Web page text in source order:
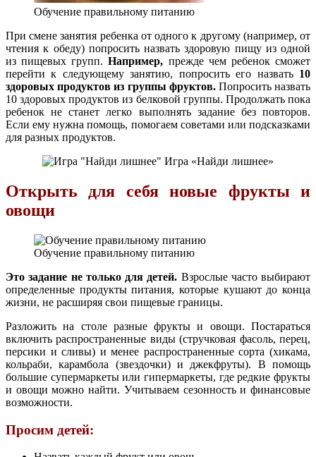
Обучение правильному питанию
При смене занятия ребенка от одного к другому (например, от
чтения к обеду) попросить назвать здоровую пищу из одной
из пищевых групп.Например, прежде чем ребенок сможет
перейти к следующему занятию, попросить его назвать 10
здоровых продуктов из группы фруктов.Попросить назвать
10 здоровых продуктов из белковой группы. Продолжать пока
ребенок не станет легко выполнять задание без повторов.
Если ему нужна помощь, помогаем советами или подсказками
для разных продуктов.
Игра «Найди лишнее»
Открыть для себя новые фрукты и
овощи
Обучение правильному питанию
Это задание не только для детей. Взрослые часто выбирают
определенные продукты питания, которые кушают до конца
жизни, не расширяя свои пищевые границы.
Разложить на столе разные фрукты и овощи. Постараться
включить распространенные виды (стручковая фасоль, перец,
персики и сливы) и менее распространенные сорта (хикама,
кольраби, карамбола (звездочки) и джекфруты). В помощь
большие супермаркеты или гипермаркеты, где редкие фрукты
и овощи можно найти. Учитываем сезонность и финансовые
возможности.
Просим детей: